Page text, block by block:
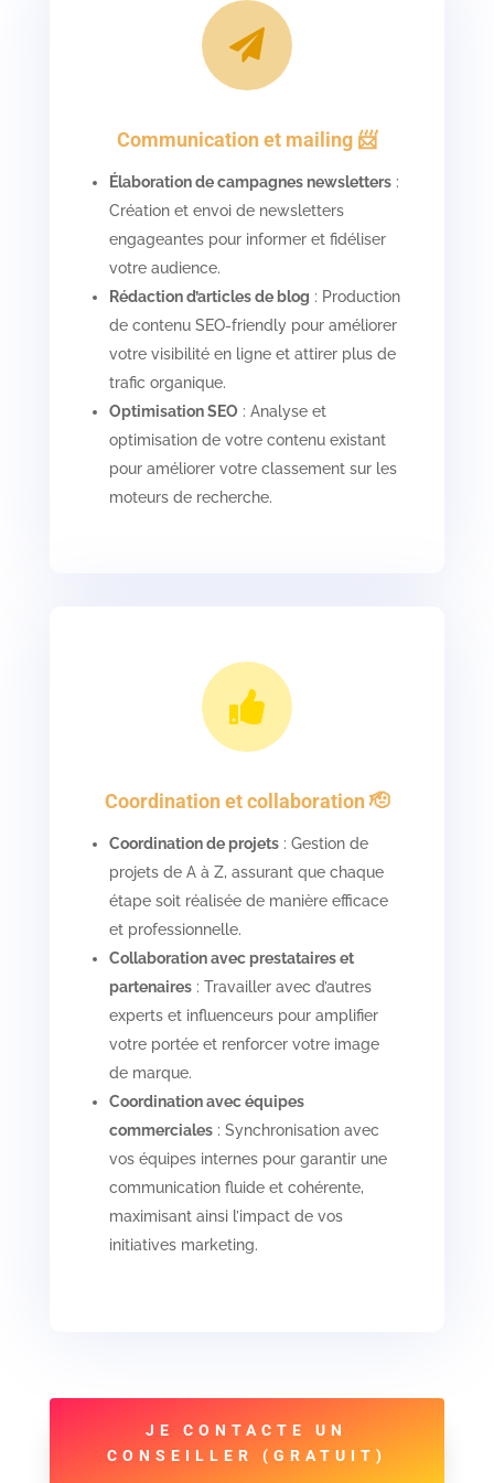

Communication et mailing 📨
Élaboration de campagnes newsletters:
Création et envoi de newsletters
engageantes pour informer et fidéliser
votre audience.
Rédaction d’articles de blog : Production
de contenu SEO-friendly pour améliorer
votre visibilité en ligne et attirer plus de
trafic organique.
Optimisation SEO : Analyse et
optimisation de votre contenu existant
pour améliorer votre classement sur les
moteurs de recherche.

Coordination et collaboration 🫡
Coordination de projets: Gestion de
projets de A à Z, assurant que chaque
étape soit réalisée de manière efficace
et professionnelle.
Collaboration avec prestataires et
partenaires: Travailler avec d’autres
experts et influenceurs pour amplifier
votre portée et renforcer votre image
de marque.
Coordination avec équipes
commerciales: Synchronisation avec
vos équipes internes pour garantir une
communication fluide et cohérente,
maximisant ainsi l’impact de vos
initiatives marketing.
JE CONTACTE UN
CONSEILLER (GRATUIT)